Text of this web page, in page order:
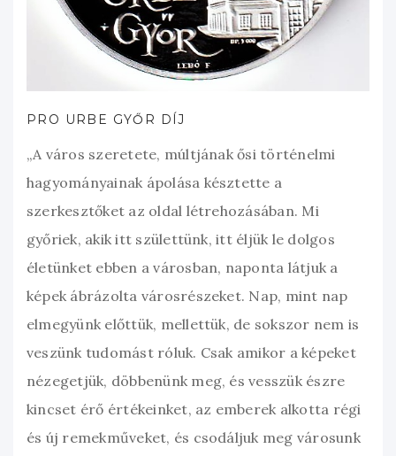
PRO URBE GYŐR DÍJ
„A város szeretete, múltjának ősi történelmi
hagyományainak ápolása késztette a
szerkesztőket az oldal létrehozásában. Mi
győriek, akik itt születtünk, itt éljük le dolgos
életünket ebben a városban, naponta látjuk a
képek ábrázolta városrészeket. Nap, mint nap
elmegyünk előttük, mellettük, de sokszor nem is
veszünk tudomást róluk. Csak amikor a képeket
nézegetjük, döbbenünk meg, és vesszük észre
kincset érő értékeinket, az emberek alkotta régi
és új remekműveket, és csodáljuk meg városunk